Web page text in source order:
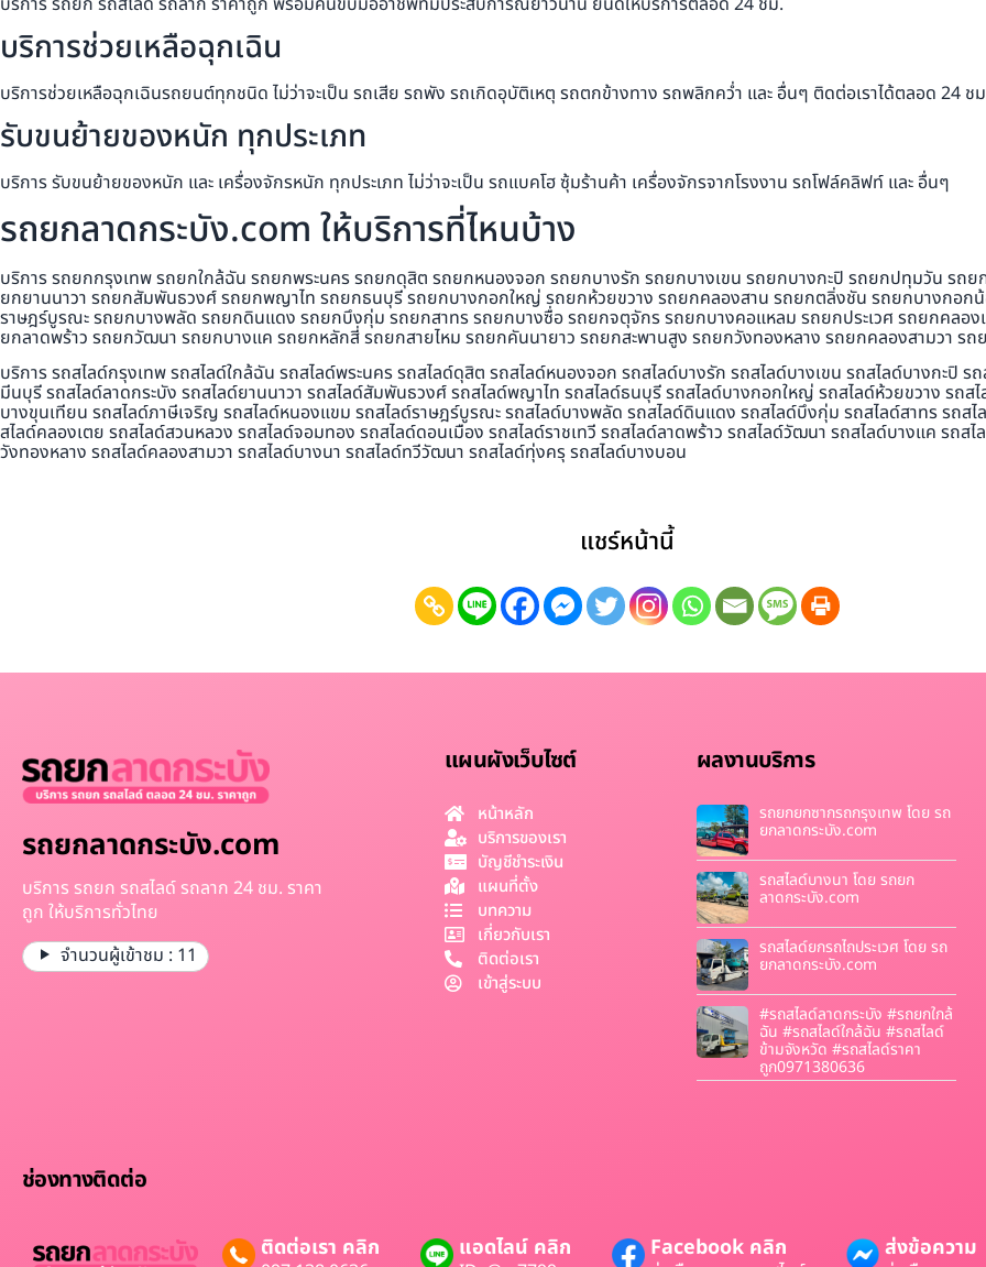
บริการช่วยเหลือฉุกเฉิน
บริการช่วยเหลือฉุกเฉินรถยนต์ทุกชนิด ไม่ว่าจะเป็น รถเสีย รถพัง รถเกิดอุบัติเหตุ รถตกข้างทาง รถพลิกคว่ำ และ อื่นๆ ติดต่อเราได้ตลอด 24 ช
รับขนย้ายของหนัก ทุกประเภท
บริการ รับขนย้ายของหนัก และ เครื่องจักรหนัก ทุกประเภท ไม่ว่าจะเป็น รถแบคโฮ ซุ้มร้านค้า เครื่องจักรจากโรงงาน รถโฟล์คลิฟท์ และ อื่นๆ
รถยกลาดกระบัง.com ให้บริการที่ไหนบ้าง
บริการ รถยกกรุงเทพ รถยกใกล้ฉัน รถยกพระนคร รถยกดุสิต รถยกหนองจอก รถยกบางรัก รถยกบางเขน รถยกบางกะปิ รถยกปทุมวัน รถ
ยกยานนาวา รถยกสัมพันธวงศ์ รถยกพญาไท รถยกธนบุรี รถยกบางกอกใหญ่ รถยกห้วยขวาง รถยกคลองสาน รถยกตลิ่งชัน รถยกบางกอ
ราษฎร์บูรณะ รถยกบางพลัด รถยกดินแดง รถยกบึงกุ่ม รถยกสาทร รถยกบางซื่อ รถยกจตุจักร รถยกบางคอแหลม รถยกประเวศ รถยกคลอ
ยกลาดพร้าว รถยกวัฒนา รถยกบางแค รถยกหลักสี่ รถยกสายไหม รถยกคันนายาว รถยกสะพานสูง รถยกวังทองหลาง รถยกคลองสามวา
บริการ รถสไลด์กรุงเทพ รถสไลด์ใกล้ฉัน รถสไลด์พระนคร รถสไลด์ดุสิต รถสไลด์หนองจอก รถสไลด์บางรัก รถสไลด์บางเขน รถสไลด์บางกะปิ
มีนบุรี รถสไลด์ลาดกระบัง รถสไลด์ยานนาวา รถสไลด์สัมพันธวงศ์ รถสไลด์พญาไท รถสไลด์ธนบุรี รถสไลด์บางกอกใหญ่ รถสไลด์ห้วยขวาง รถ
บางขุนเทียน รถสไลด์ภาษีเจริญ รถสไลด์หนองแขม รถสไลด์ราษฎร์บูรณะ รถสไลด์บางพลัด รถสไลด์ดินแดง รถสไลด์บึงกุ่ม รถสไลด์สาทร รถส
สไลด์คลองเตย รถสไลด์สวนหลวง รถสไลด์จอมทอง รถสไลด์ดอนเมือง รถสไลด์ราชเทวี รถสไลด์ลาดพร้าว รถสไลด์วัฒนา รถสไลด์บางแค รถส
วังทองหลาง รถสไลด์คลองสามวา รถสไลด์บางนา รถสไลด์ทวีวัฒนา รถสไลด์ทุ่งครุ รถสไลด์บางบอน
แชร์หน้านี้
รถยกลาดกระบัง.com
บริการ รถยก รถสไลด์ รถลาก 24 ชม. ราคา
ถูก ให้บริการทั่วไทย
จำนวนผู้เข้าชม : 11
แผนผังเว็บไซต์
หน้าหลัก
บริการของเรา
บัญชีชำระเงิน
แผนที่ตั้ง
บทความ
เกี่ยวกับเรา
ติดต่อเรา
เข้าสู่ระบบ
ผลงานบริการ
รถยกยกซากรถกรุงเทพ โดย รถ
ยกลาดกระบัง.com
รถสไลด์บางนา โดย รถยก
ลาดกระบัง.com
รถสไลด์ยกรถไถประเวศ โดย รถ
ยกลาดกระบัง.com
#รถสไลด์ลาดกระบัง #รถยกใกล้
ฉัน #รถสไลด์ใกล้ฉัน #รถสไลด์
ข้ามจังหวัด #รถสไลด์ราคา
ถูก0971380636
ช่องทางติดต่อ
ติดต่อเรา คลิก แอดไลน์ คลิก Facebook คลิก ส่งข้อความ